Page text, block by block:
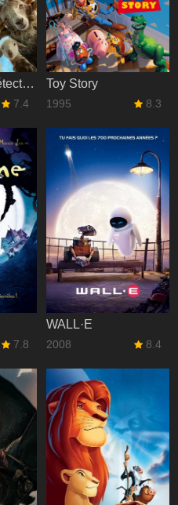
Les Moutons détectives
7.4
Toy Story
1995 8.3
7.8
WALL·E
2008 8.4